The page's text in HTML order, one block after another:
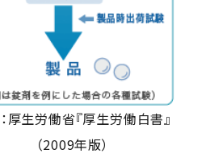
厚生労働省『厚生労働白書』
（2009年版）